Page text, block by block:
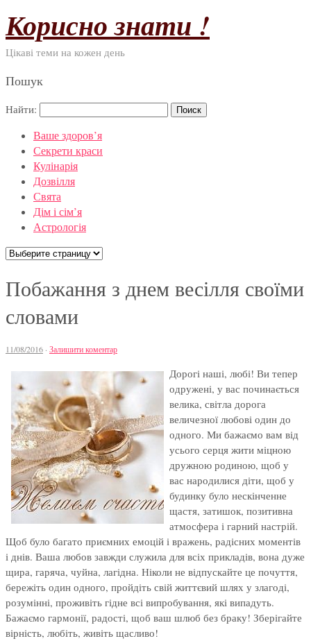
Корисно знати !
Цікаві теми на кожен день
Пошук
Найти:
Ваше здоров’я
Секрети краси
Кулінарія
Дозвілля
Свята
Дім і сім’я
Астрологія
Побажання з днем весілля своїми
словами
11/08/2016 · Залишити коментар
Дорогі наші, любі! Ви тепер
одружені, у вас починається
велика, світла дорога
величезної любові один до
одного. Ми бажаємо вам від
усього серця жити міцною
дружною родиною, щоб у
вас народилися діти, щоб у
будинку було нескінченне
щастя, затишок, позитивна
атмосфера і гарний настрій.
Щоб було багато приємних емоцій і вражень, радісних моментів
і днів. Ваша любов завжди служила для всіх прикладів, вона дуже
щира, гаряча, чуйна, лагідна. Ніколи не відпускайте це почуття,
бережіть один одного, пройдіть свій життєвий шлях у злагоді,
розумінні, проживіть гідне всі випробування, які випадуть.
Бажаємо гармонії, радості, щоб ваш шлюб без браку! Зберігайте
вірність, любіть, живіть щасливо!